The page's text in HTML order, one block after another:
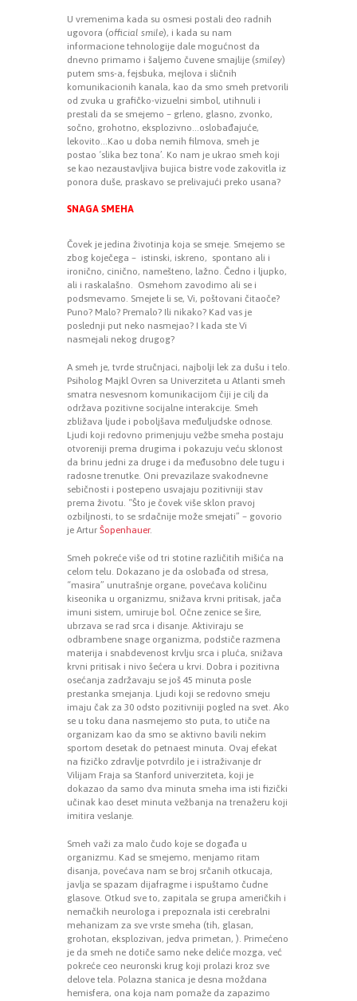
U vremenima kada su osmesi postali deo radnih
ugovora (official smile), i kada su nam
informacione tehnologije dale mogućnost da
dnevno primamo i šaljemo čuvene smajlije (smiley)
putem sms-a, fejsbuka, mejlova i sličnih
komunikacionih kanala, kao da smo smeh pretvorili
od zvuka u grafičko-vizuelni simbol, utihnuli i
prestali da se smejemo – grleno, glasno, zvonko,
sočno, grohotno, eksplozivno…oslobađajuće,
lekovito…Kao u doba nemih filmova, smeh je
postao ‘slika bez tona’. Ko nam je ukrao smeh koji
se kao nezaustavljiva bujica bistre vode zakovitla iz
ponora duše, praskavo se prelivajući preko usana?
SNAGA SMEHA
Čovek je jedina životinja koja se smeje. Smejemo se
zbog koječega – istinski, iskreno, spontano ali i
ironično, cinično, namešteno, lažno. Čedno i ljupko,
ali i raskalašno. Osmehom zavodimo ali se i
podsmevamo. Smejete li se, Vi, poštovani čitaoče?
Puno? Malo? Premalo? Ili nikako? Kad vas je
poslednji put neko nasmejao? I kada ste Vi
nasmejali nekog drugog?
A smeh je, tvrde stručnjaci, najbolji lek za dušu i telo.
Psiholog Majkl Ovren sa Univerziteta u Atlanti smeh
smatra nesvesnom komunikacijom čiji je cilj da
održava pozitivne socijalne interakcije. Smeh
zbližava ljude i poboljšava međuljudske odnose.
Ljudi koji redovno primenjuju vežbe smeha postaju
otvoreniji prema drugima i pokazuju veću sklonost
da brinu jedni za druge i da međusobno dele tugu i
radosne trenutke. Oni prevazilaze svakodnevne
sebičnosti i postepeno usvajaju pozitivniji stav
prema životu. “Što je čovek više sklon pravoj
ozbiljnosti, to se srdačnije može smejati” – govorio
je Artur Šopenhauer.
Smeh pokreće više od tri stotine različitih mišića na
celom telu. Dokazano je da oslobađa od stresa,
“masira” unutrašnje organe, povećava količinu
kiseonika u organizmu, snižava krvni pritisak, jača
imuni sistem, umiruje bol. Očne zenice se šire,
ubrzava se rad srca i disanje. Aktiviraju se
odbrambene snage organizma, podstiče razmena
materija i snabdevenost krvlju srca i pluća, snižava
krvni pritisak i nivo šećera u krvi. Dobra i pozitivna
osećanja zadržavaju se još 45 minuta posle
prestanka smejanja. Ljudi koji se redovno smeju
imaju čak za 30 odsto pozitivniji pogled na svet. Ako
se u toku dana nasmejemo sto puta, to utiče na
organizam kao da smo se aktivno bavili nekim
sportom desetak do petnaest minuta. Ovaj efekat
na fizičko zdravlje potvrdilo je i istraživanje dr
Vilijam Fraja sa Stanford univerziteta, koji je
dokazao da samo dva minuta smeha ima isti fizički
učinak kao deset minuta vežbanja na trenažeru koji
imitira veslanje.
Smeh važi za malo čudo koje se događa u
organizmu. Kad se smejemo, menjamo ritam
disanja, povećava nam se broj srčanih otkucaja,
javlja se spazam dijafragme i ispuštamo čudne
glasove. Otkud sve to, zapitala se grupa američkih i
nemačkih neurologa i prepoznala isti cerebralni
mehanizam za sve vrste smeha (tih, glasan,
grohotan, eksplozivan, jedva primetan, ). Primećeno
je da smeh ne dotiče samo neke deliće mozga, već
pokreće ceo neuronski krug koji prolazi kroz sve
delove tela. Polazna stanica je desna moždana
hemisfera, ona koja nam pomaže da zapazimo